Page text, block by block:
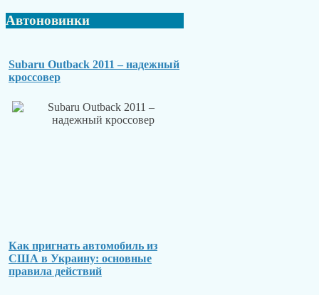
Автоновинки
Subaru Outback 2011 – надежный
кроссовер
Как пригнать автомобиль из
США в Украину: основные
правила действий